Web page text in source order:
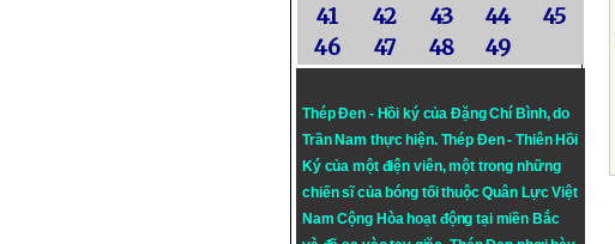
41
42 43 44
45
46
47 48 49
Thép Đen - Hồi ký của Đặng Chí Bình, do
Trần Nam thực hiện. Thép Đen- Thiên Hồi
Ký của một điện viên, một trong những
chiến sĩ của bóng tối thuộc Quân Lực Việt
Nam Cộng Hòa hoạt động tại miền Bắc